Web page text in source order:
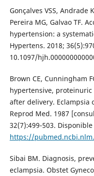
Gonçalves VSS, Andrade
Pereira MG, Galvao TF.
hypertension: a
Hypertens. 2018;
10.1097/
Brown CE, Cunningham
hypertensive,
after delivery. Eclampsia
Reprod Med. 1987
32(7):499-503. Disponible
https://
Sibai BM. Diagnosis,
eclampsia. Obstet